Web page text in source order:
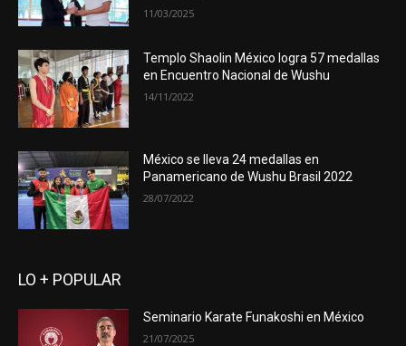
11/03/2025
Templo Shaolin México logra 57 medallas
en Encuentro Nacional de Wushu
14/11/2022
México se lleva 24 medallas en
Panamericano de Wushu Brasil 2022
28/07/2022
LO + POPULAR
Seminario Karate Funakoshi en México
21/07/2025